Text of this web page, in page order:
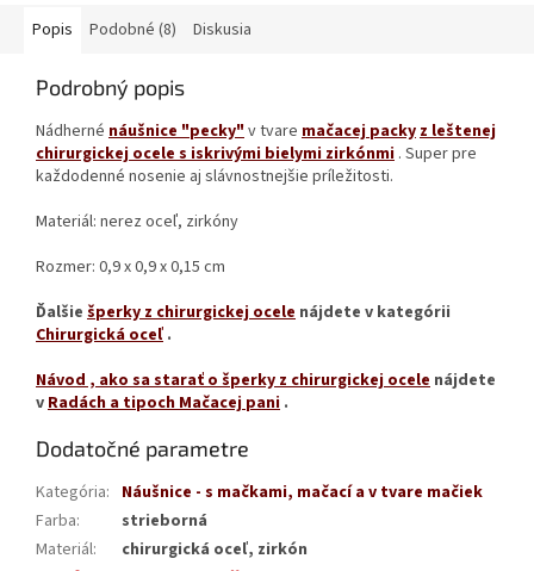
Popis Podobné (8) Diskusia
Podrobný popis
Nádherné náušnice "pecky"v tvare mačacej packyz leštenej
chirurgickej ocele s iskrivými bielymi zirkónmi . Super pre
každodenné nosenie aj slávnostnejšie príležitosti.
Materiál: nerez oceľ, zirkóny
Rozmer: 0,9 x 0,9 x 0,15 cm
Ďalšie šperky z chirurgickej ocele nájdete v kategórii
Chirurgická oceľ .
Návod, ako sa starať o šperky z chirurgickej ocele nájdete
vRadách a tipoch Mačacej pani .
Dodatočné parametre
Kategória: Náušnice - s mačkami, mačací a v tvare mačiek
Farba:
strieborná
Materiál: chirurgická oceľ, zirkón